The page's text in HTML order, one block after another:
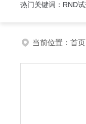
热门关键词：RND
当前位置： 首页